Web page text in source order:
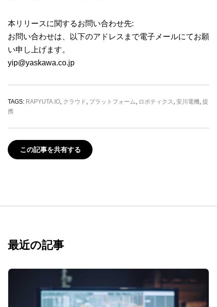
本リリースに関するお問い合わせ先:
お問い合わせは、以下のアドレスまで電子メールにてお願
い申し上げます。
yip@yaskawa.co.jp
TAGS: RAPYUTA.IO, クラウド, プラットフォーム, ロボティクス, 安川電機, 提
携
この記事を共有する
最近の記事